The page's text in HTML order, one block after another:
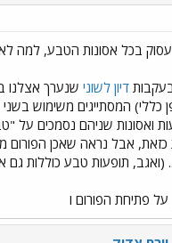
בכל אסונות הטבע, למה
דיון לשוני שנערך אצלנו
כללי) המסתייגים משימוש
ואסונות שניהם נסמכים על
כזאת, אבל נראה שאכן הפורום
(ואגב, תופעות טבע כוללות גם
על פתיחת הפורום ו